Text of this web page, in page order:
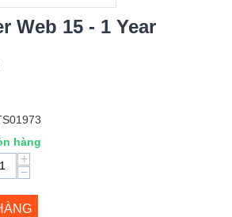
Web 15 - 1 Year
hàng
+
−